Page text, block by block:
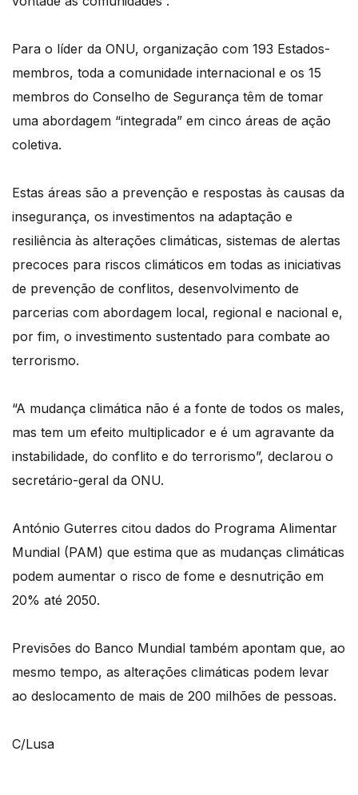
Para o líder da ONU, organização com 193 Estados-
membros, toda a comunidade internacional e os 15
membros do Conselho de Segurança têm de tomar
uma abordagem “integrada” em cinco áreas de ação
coletiva.
Estas áreas são a prevenção e respostas às causas da
insegurança, os investimentos na adaptação e
resiliência às alterações climáticas, sistemas de alertas
precoces para riscos climáticos em todas as iniciativas
de prevenção de conflitos, desenvolvimento de
parcerias com abordagem local, regional e nacional e,
por fim, o investimento sustentado para combate ao
terrorismo.
“A mudança climática não é a fonte de todos os males,
mas tem um efeito multiplicador e é um agravante da
instabilidade, do conflito e do terrorismo”, declarou o
secretário-geral da ONU.
António Guterres citou dados do Programa Alimentar
Mundial (PAM) que estima que as mudanças climáticas
podem aumentar o risco de fome e desnutrição em
20% até 2050.
Previsões do Banco Mundial também apontam que, ao
mesmo tempo, as alterações climáticas podem levar
ao deslocamento de mais de 200 milhões de pessoas.
C/Lusa